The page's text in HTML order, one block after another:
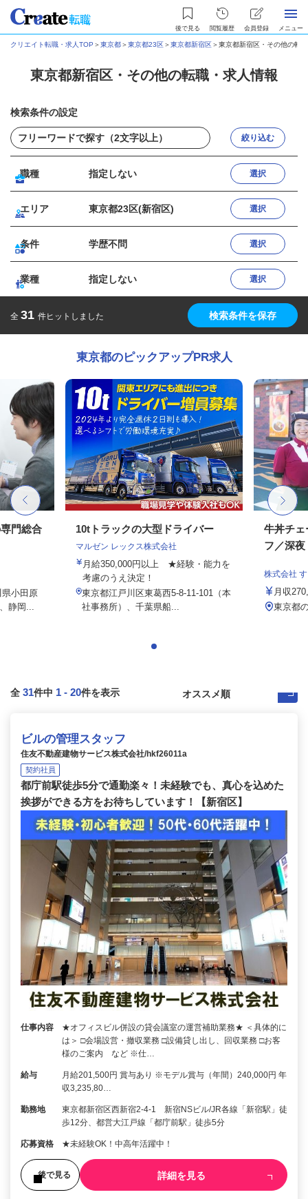
後で見る 閲覧履歴 会員登録 メニュー
クリエイト転職・求人TOP ＞東京都＞東京都23区＞東京都新宿区＞東京都新宿区・その他の転
東京都新宿区・その他の転職・求人情報
検索条件の設定
絞り込む
職種 指定しない 選択
エリア 東京都23区(新宿区) 選択
条件 学歴不問 選択
業種 指定しない 選択
全 31 件ヒットしました 検索条件を保存
東京都のピックアップPR求人
門総合
小田原
静岡...
10tトラックの大型ドライバー
マルゼン レックス株式会社
月給350,000円以上 ★経験・能力を
考慮のうえ決定！
東京都江戸川区東葛西5-8-11-101（本
社事務所）、千葉県船...
牛丼チェ
フ／深夜
株式会社
月収
東京都
全 31件中 1 - 20件を表示
ビルの管理スタッフ
住友不動産建物サービス株式会社/hkf26011a
契約社員
都庁前駅徒歩5分で通勤楽々！未経験でも、真心を込めた
挨拶ができる方をお待ちしています！【新宿区】
仕事内容
★オフィスビル併設の貸会議室の運営補助業務★ ＜具体的に
は＞ □会場設営・撤収業務 □設備貸し出し、回収業務 □お客
様のご案内 など ※仕…
給与
月給201,500円 賞与あり ※モデル賞与（年間）240,000円 年
収3,235,80…
勤務地
東京都新宿区西新宿2-4-1 新宿NSビル/JR各線「新宿駅」徒
歩12分、都営大江戸線「都庁前駅」徒歩5分
応募資格 ★未経験OK！中高年活躍中！
後で見る 詳細を見る